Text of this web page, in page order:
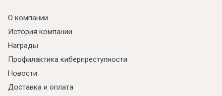
О компании
История компании
Награды
Профилактика киберпреступности
Новости
Доставка и оплата